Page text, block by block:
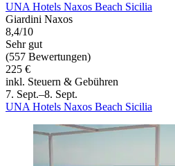
UNA Hotels Naxos Beach Sicilia
Giardini Naxos
8,4/10
Sehr gut
(557 Bewertungen)
225 €
inkl. Steuern & Gebühren
7. Sept.–8. Sept.
UNA Hotels Naxos Beach Sicilia